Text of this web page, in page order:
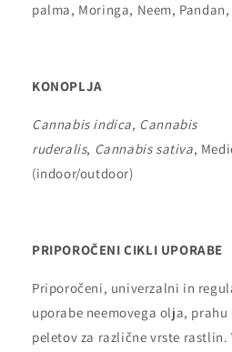
palma, Moringa, Neem,
KONOPLJA
Cannabis indica, Cannabis
ruderalis, Cannabis sativa,
(indoor/outdoor)
PRIPOROČENI CIKLI UPORABE
Priporočeni, univerzalni in
uporabe neemovega olja, prahu
peletov za različne vrste rastlin.